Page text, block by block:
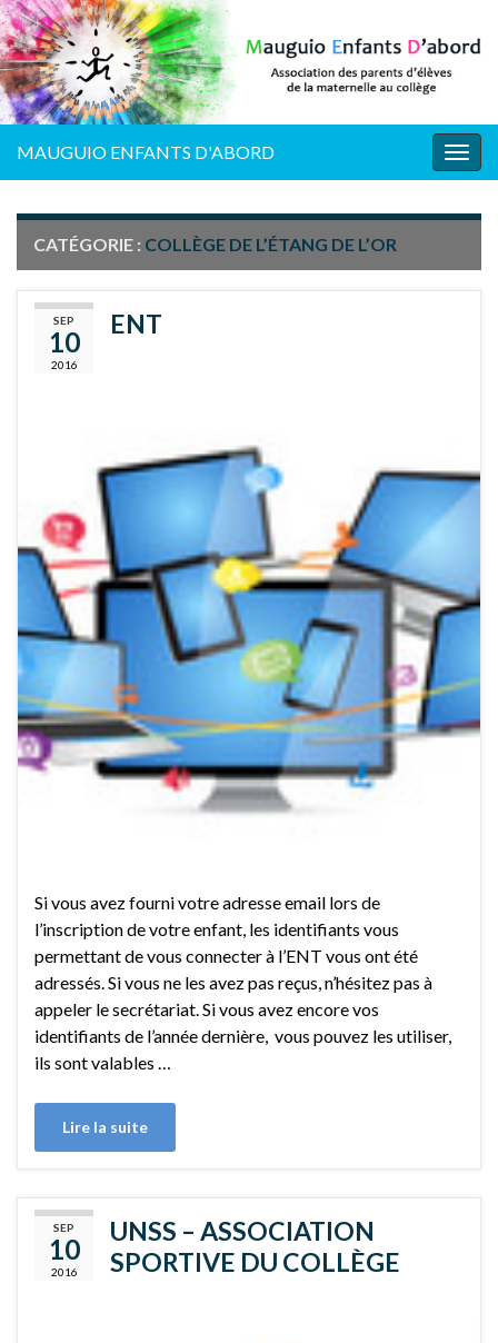
MAUGUIO ENFANTS D'ABORD
CATÉGORIE : COLLÈGE DE L’ÉTANG DE L’OR
SEP
10
2016
ENT
Si vous avez fourni votre adresse email lors de
l’inscription de votre enfant, les identifiants vous
permettant de vous connecter à l’ENT vous ont été
adressés. Si vous ne les avez pas reçus, n’hésitez pas à
appeler le secrétariat. Si vous avez encore vos
identifiants de l’année dernière, vous pouvez les utiliser,
ils sont valables …
Lire la suite
SEP
10
2016
UNSS – ASSOCIATION
SPORTIVE DU COLLÈGE